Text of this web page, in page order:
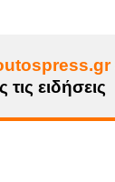
ειδήσεις